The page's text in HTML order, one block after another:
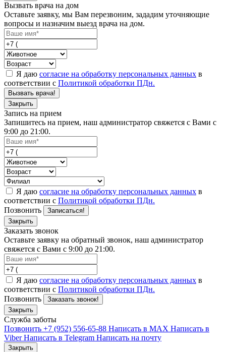
Вызвать врача на дом
Оставьте заявку, мы Вам перезвоним, зададим уточняющие
вопросы и назначим выезд врача на дом.
Я даю согласие на обработку персональных данных в
соответствии с Политикой обработки ПДн.
Вызвать врача!
Закрыть
Запись на прием
Запишитесь на прием, наш администратор свяжется с Вами с
9:00 до 21:00.
Я даю согласие на обработку персональных данных в
соответствии с Политикой обработки ПДн.
Позвонить
Записаться!
Закрыть
Заказать звонок
Оставьте заявку на обратный звонок, наш администратор
свяжется с Вами с 9:00 до 21:00.
Я даю согласие на обработку персональных данных в
соответствии с Политикой обработки ПДн.
Позвонить
Заказать звонок!
Закрыть
Служба заботы
Позвонить +7 (952) 556-65-88 Написать в MAX Написать в
ViberНаписать в Telegram Написать на почту
Закрыть